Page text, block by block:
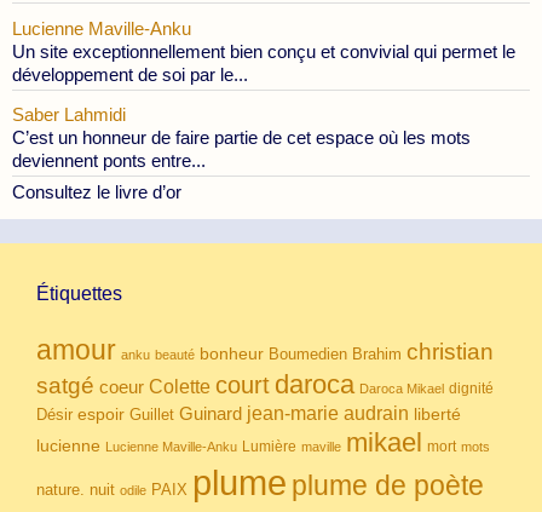
Lucienne Maville-Anku
Un site exceptionnellement bien conçu et convivial qui permet le
développement de soi par le...
Saber Lahmidi
C’est un honneur de faire partie de cet espace où les mots
deviennent ponts entre...
Consultez le livre d’or
Étiquettes
amour anku beauté bonheur Boumedien Brahim christian
satgé coeur Colette court daroca Daroca Mikael dignité
Désir espoir Guillet Guinard jean-marie audrain liberté
lucienne Lucienne Maville-Anku Lumière maville mikael mort mots
nature. nuit odile PAIX plume plume de poète